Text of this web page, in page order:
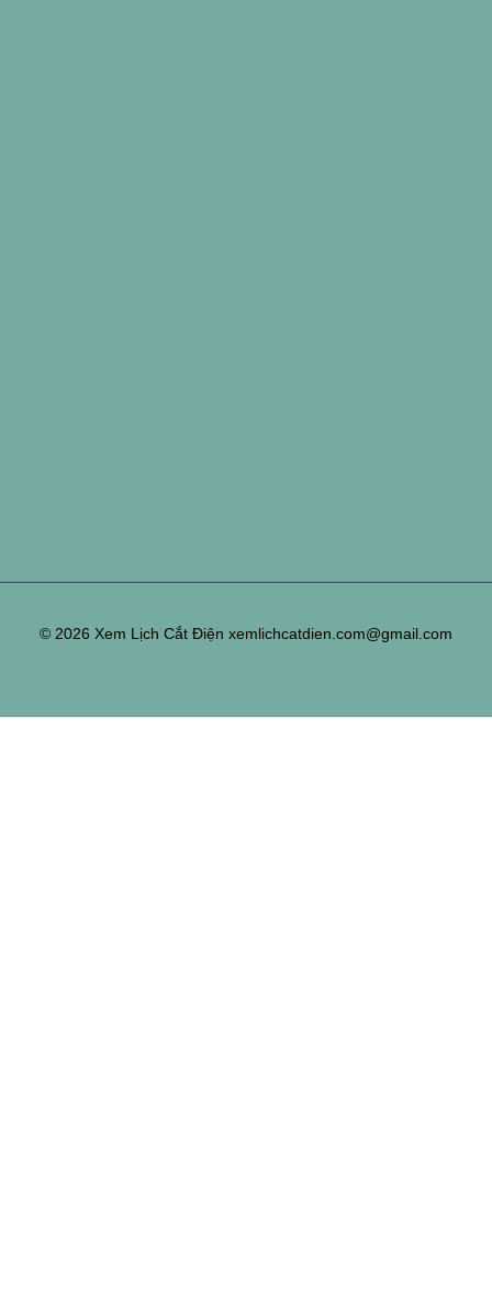
© 2026 Xem Lịch Cắt Điện xemlichcatdien.com@gmail.com